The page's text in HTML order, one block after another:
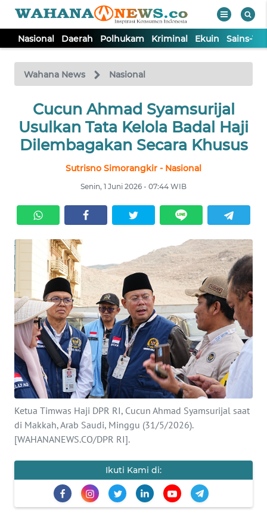
Nasional Daerah Polhukam Kriminal Ekuin Sains-
Wahana News Nasional
Cucun Ahmad Syamsurijal
Usulkan Tata Kelola Badal Haji
Dilembagakan Secara Khusus
Sutrisno Simorangkir - Nasional
Senin, 1 Juni 2026 - 07:44 WIB
Ketua Timwas Haji DPR RI, Cucun Ahmad Syamsurijal saat
di Makkah, Arab Saudi, Minggu (31/5/2026).
[WAHANANEWS.CO/DPR RI].
Ikuti Kami di:
TV
Tutup
NASIONAL
DAERAH
KRIMINAL
EKUIN
SAINS-TEKNO
KESEHATAN
INTERNASIONAL
SERBA-SERBI
PENDIDIKAN
OLAHRAGA
EDITORIAL